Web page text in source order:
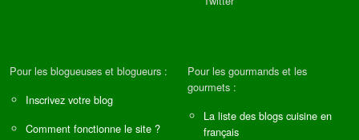
Pour les blogueuses et blogueurs :
Inscrivez votre blog
Comment fonctionne le site ?
Pour les gourmands et les
gourmets :
La liste des blogs cuisine en
français